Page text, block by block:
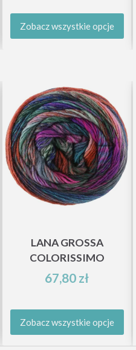
Zobacz wszystkie opcje
LANA GROSSA
COLORISSIMO
67,80 zł
Zobacz wszystkie opcje